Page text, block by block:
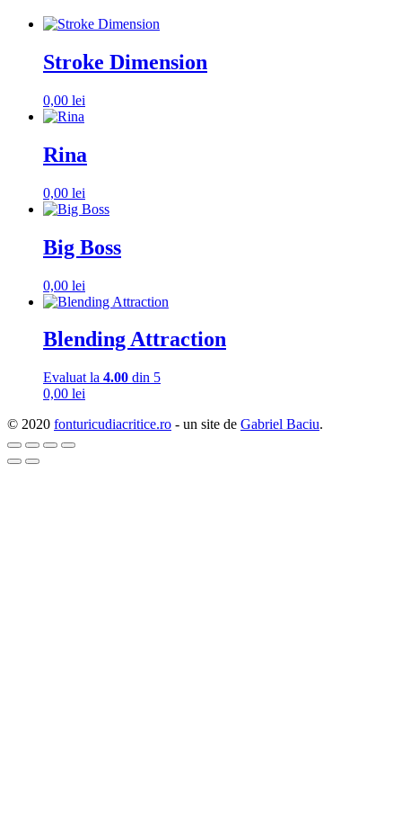
Stroke Dimension
0,00 lei
Rina
0,00 lei
Big Boss
0,00 lei
Blending Attraction
Evaluat la 4.00 din 5
0,00 lei
© 2020 fonturicudiacritice.ro - un site de Gabriel Baciu.